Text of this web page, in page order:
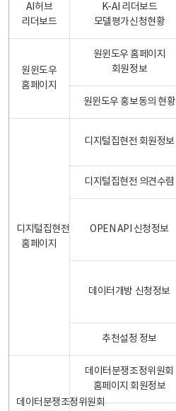
AI허브
리더보드
K-AI 리더보드
모델평가신청현황
원윈도우
홈페이지
원윈도우 홈페이지
회원정보
원윈도우 홍보동의 현황
디지털집현전
홈페이지
디지털집현전 회원정보
디지털집현전 의견수렴
OPEN API 신청정보
데이터개방 신청정보
추천설정 정보
데이터분쟁조정위원회
데이터분쟁조정위원회
홈페이지 회원정보